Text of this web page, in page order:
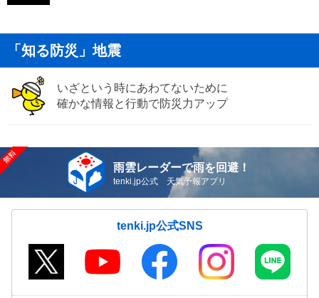
「知る防災」地震
いざという時にあわてないために
確かな情報と行動で防災力アップ
雨雲レーダーで雨を回避！
tenki.jp公式 天気予報アプリ
tenki.jp公式SNS